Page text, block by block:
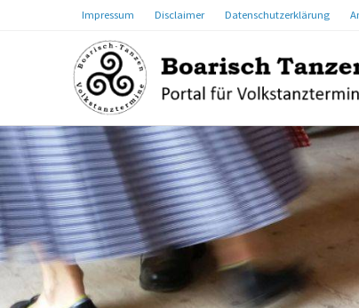
Impressum Disclaimer Datenschutzerklärung